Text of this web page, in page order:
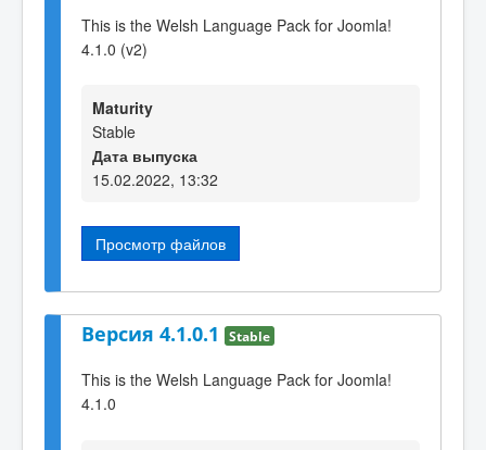
This is the Welsh Language Pack for Joomla!
4.1.0 (v2)
Maturity
Stable
Дата выпуска
15.02.2022, 13:32
Просмотр файлов
Версия 4.1.0.1 Stable
This is the Welsh Language Pack for Joomla!
4.1.0